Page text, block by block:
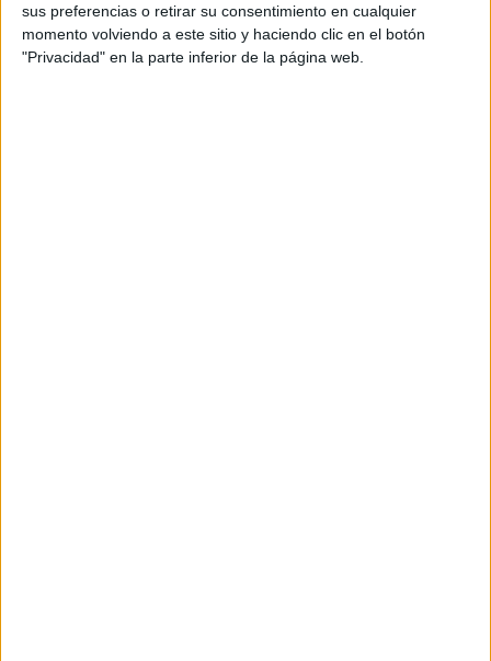
sus preferencias o retirar su consentimiento en cualquier
momento volviendo a este sitio y haciendo clic en el botón
"Privacidad" en la parte inferior de la página web.